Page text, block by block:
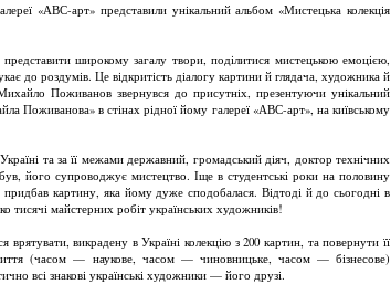
«АВС-арт» представили унікальний альбом «Мистецька колекція
широкому загалу твори, поділитися мистецькою емоцією,
до роздумів. Це відкритість діалогу картини й глядача, художника й
Поживанов звернувся до присутніх, презентуючи унікальний
Поживанова» в стінах рідної йому галереї «АВС-арт», на київському
та за її межами державний, громадський діяч, доктор технічних
його супроводжує мистецтво. Іще в студентські роки на половину
придбав картину, яка йому дуже сподобалася. Відтоді й до сьогодні в
тисячі майстерних робіт українських художників!
викрадену в Україні колекцію з 200 картин, та повернути її
(часом — наукове, часом — чиновницьке, часом — бізнесове)
всі знакові українські художники — його друзі.